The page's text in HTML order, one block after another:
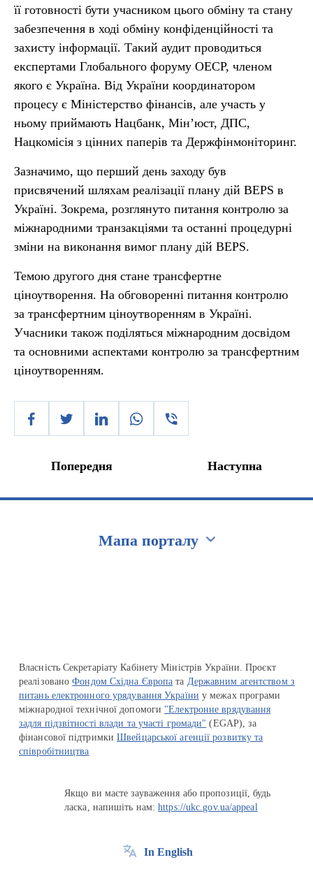
її готовності бути учасником цього обміну та стану
забезпечення в ході обміну конфіденційності та
захисту інформації. Такий аудит проводиться
експертами Глобального форуму ОЕСР, членом
якого є Україна. Від України координатором
процесу є Міністерство фінансів, але участь у
ньому приймають Нацбанк, Мін’юст, ДПС,
Нацкомісія з цінних паперів та Держфінмоніторинг.
Зазначимо, що перший день заходу був
присвячений шляхам реалізації плану дій BEPS в
Україні. Зокрема, розглянуто питання контролю за
міжнародними транзакціями та останні процедурні
зміни на виконання вимог плану дій BEPS.
Темою другого дня стане трансфертне
ціноутворення. На обговоренні питання контролю
за трансфертним ціноутворенням в Україні.
Учасники також поділяться міжнародним досвідом
та основними аспектами контролю за трансфертним
ціноутворенням.
Попередня Наступна
Мапа порталу
Власність Секретаріату Кабінету Міністрів України. Проєкт
реалізованоФондом Східна Європа та Державним агентством з
питань електронного урядування України у межах програми
міжнародної технічної допомоги "Електронне врядування
задля підзвітності влади та участі громади" (EGAP), за
фінансової підтримкиШвейцарської агенції розвитку та
співробітництва
Якщо ви маєте зауваження або пропозиції, будь
ласка, напишіть нам:https://ukc.gov.ua/appeal
In English